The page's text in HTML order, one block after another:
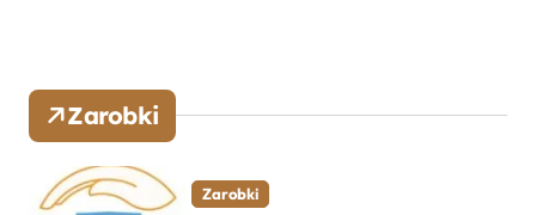
Zarobki
Zarobki